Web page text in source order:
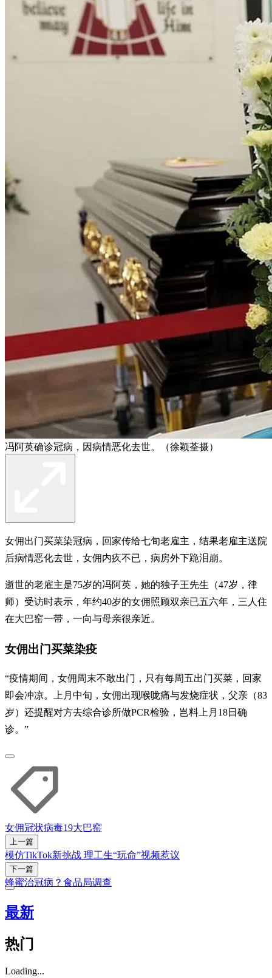
冯阿英确诊冠病，因病情恶化去世。（徐颖荃摄）
女佣出门买菜染冠病，回家传给七旬老雇主，结果老雇主送院
后病情恶化去世，女佣内疚不已，病房外下跪泪崩。
逝世的老雇主是75岁的冯阿英，她的独子王先生（47岁，律
师）受访时表示，年约40岁的女佣照顾双亲已五六年，三人住
在大巴窑一带，一向与母亲很亲近。
女佣出门买菜染疫
“疫情期间，女佣周末不敢出门，只有每周五出门买菜，回家
即会冲凉。上月中旬，女佣出现喉咙痛与发烧症状，父亲（83
岁）还提醒对方去综合诊所做PCR检验，岂料上月18日确
诊。”
女佣冠状病毒19大巴窑
上一篇
模仿TikTok新挑战 理工生“玩命”视频惹议
下一篇
蜂蜜治冠病？食品局调查
最新
热门
Loading...